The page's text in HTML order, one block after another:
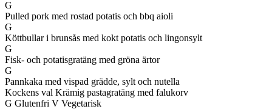
G
Pulled pork med rostad potatis och bbq aioli
G
Köttbullar i brunsås med kokt potatis och lingonsylt
G
Fisk- och potatisgratäng med gröna ärtor
G
Pannkaka med vispad grädde, sylt och nutella
Kockens val Krämig pastagratäng med falukorv
G Glutenfri V Vegetarisk